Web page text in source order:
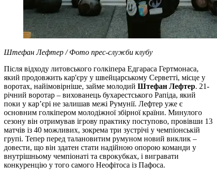
Штефан Лефтер / Фото прес-служби клубу
Після відходу литовського голкіпера Едгараса Гертмонаса,
який продовжить кар'єру у швейцарському Серветті, місце у
воротах, найімовірніше, займе молодий Штефан Лефтер. 21-
річний воротар – вихованець бухарестського Рапіда, який
поки у карʼєрі не залишав межі Румунії. Лефтер уже є
основним голкіпером молодіжної збірної країни. Минулого
сезону він отримував ігрову практику поступово, провівши 13
матчів із 40 можливих, зокрема три зустрічі у чемпіонській
групі. Тепер перед талановитим румуном новий виклик –
довести, що він здатен стати надійною опорою команди у
внутрішньому чемпіонаті та єврокубках, і вигравати
конкуренцію у того самого Неофітоса із Пафоса.